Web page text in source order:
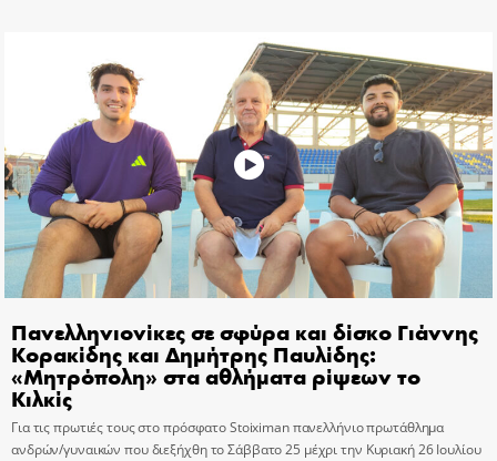
Πανελληνιονίκες σε σφύρα και δίσκο Γιάννης
Κορακίδης και Δημήτρης Παυλίδης:
«Μητρόπολη» στα αθλήματα ρίψεων το
Κιλκίς
Για τις πρωτιές τους στο πρόσφατο Stoiximan πανελλήνιο πρωτάθλημα
ανδρών/γυναικών που διεξήχθη το Σάββατο 25 μέχρι την Κυριακή 26 Ιουλίου